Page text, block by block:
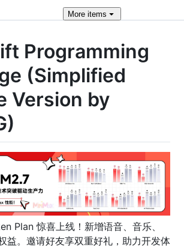
More items
Programming
(Simplified
Version by
Plan 惊喜上线！新增语音、音乐、
益。邀请好友享双重好礼，助力开发体